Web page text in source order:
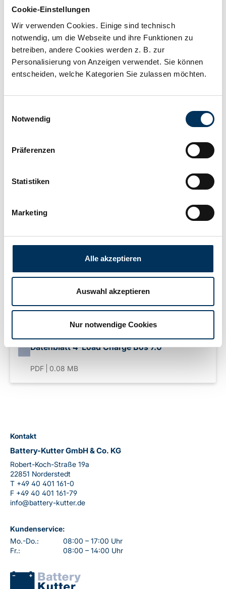
Cookie-Einstellungen
Wir verwenden Cookies. Einige sind technisch
notwendig, um die Webseite und ihre Funktionen zu
betreiben, andere Cookies werden z. B. zur
Personalisierung von Anzeigen verwendet. Sie können
entscheiden, welche Kategorien Sie zulassen möchten.
Notwendig
Präferenzen
Statistiken
Marketing
Alle akzeptieren
Auswahl akzeptieren
Nur notwendige Cookies
Spannung: 12V
Kapazität: 7Ah
Technologie: Blei Ladegerät
Breite:
Höhe:
Hersteller: 4-Load
Gewicht: 1,45kg
Downloads
Datenblatt 4-Load Charge Bos 7.0
PDF 0.08 MB
Kontakt
Battery-Kutter GmbH & Co. KG
Robert-Koch-Straße 19a
22851 Norderstedt
T +49 40 401 161-0
F +49 40 401 161-79
info@battery-kutter.de
Kundenservice:
Mo.-Do.:
08:00 – 17:00 Uhr
Fr.:
08:00 – 14:00 Uhr